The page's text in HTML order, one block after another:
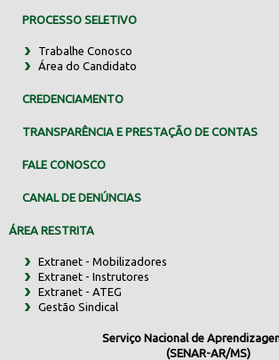
PROCESSO SELETIVO
Trabalhe Conosco
Área do Candidato
CREDENCIAMENTO
TRANSPARÊNCIA E PRESTAÇÃO DE CONTAS
FALE CONOSCO
CANAL DE DENÚNCIAS
ÁREA RESTRITA
Extranet - Mobilizadores
Extranet - Instrutores
Extranet - ATEG
Gestão Sindical
Serviço Nacional de
(SENAR-AR/MS)